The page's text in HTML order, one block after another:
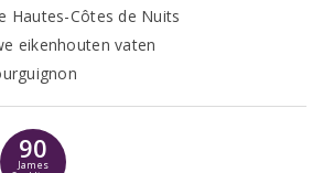
Hautes-Côtes de Nuits
eikenhouten vaten
90
James